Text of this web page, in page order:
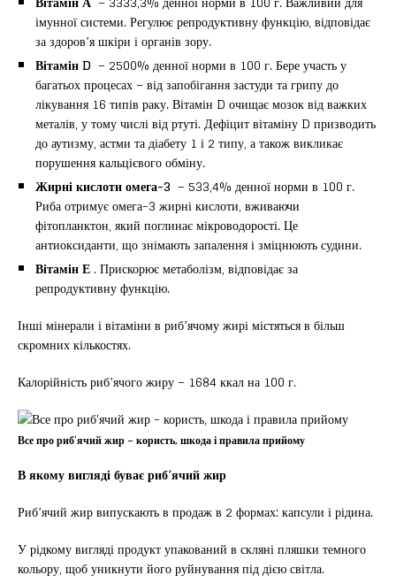
імунної системи. Регулює репродуктивну функцію, відповідає
за здоров’я шкіри і органів зору.
Вітамін D – 2500% денної норми в 100 г. Бере участь у
багатьох процесах – від запобігання застуди та грипу до
лікування 16 типів раку. Вітамін D очищає мозок від важких
металів, у тому числі від ртуті. Дефіцит вітаміну D призводить
до аутизму, астми та діабету 1 і 2 типу, а також викликає
порушення кальцієвого обміну.
Жирні кислоти омега-3 – 533,4% денної норми в 100 г.
Риба отримує омега-3 жирні кислоти, вживаючи
фітопланктон, який поглинає мікроводорості. Це
антиоксиданти, що знімають запалення і зміцнюють судини.
Вітамін Е . Прискорює метаболізм, відповідає за
репродуктивну функцію.
Інші мінерали і вітаміни в риб’ячому жирі містяться в більш
скромних кількостях.
Калорійність риб’ячого жиру – 1684 ккал на 100 г.
Все про риб’ячий жир – користь, шкода і правила прийому
В якому вигляді буває риб’ячий жир
Риб’ячий жир випускають в продаж в 2 формах: капсули і рідина.
У рідкому вигляді продукт упакований в скляні пляшки темного
кольору, щоб уникнути його руйнування під дією світла.